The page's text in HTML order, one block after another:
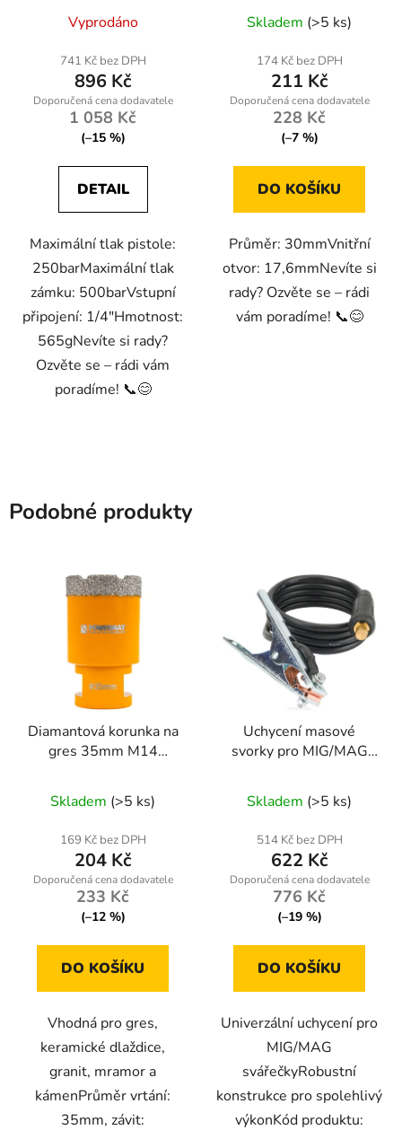
1500M
Vyprodáno
741 Kč bez DPH
896 Kč
1 058 Kč
(–15 %)
DETAIL
Maximální tlak pistole:
250barMaximální tlak
zámku: 500barVstupní
připojení: 1/4″Hmotnost:
565gNevíte si rady?
Ozvěte se – rádi vám
poradíme! 📞😊
Skladem (>5 ks)
174 Kč bez DPH
211 Kč
228 Kč
(–7 %)
DO KOŠÍKU
Průměr: 30mmVnitřní
otvor: 17,6mmNevíte si
rady? Ozvěte se – rádi
vám poradíme! 📞😊
Podobné produkty
Diamantová korunka na
gres 35mm M14
Skladem (>5 ks)
169 Kč bez DPH
204 Kč
233 Kč
(–12 %)
DO KOŠÍKU
Vhodná pro gres,
keramické dlaždice,
granit, mramor a
kámenPrůměr vrtání:
35mm, závit:
Uchycení masové
svorky pro MIG/MAG
RTMSTF0002-UM
Skladem (>5 ks)
514 Kč bez DPH
622 Kč
776 Kč
(–19 %)
DO KOŠÍKU
Univerzální uchycení pro
MIG/MAG
svářečkyRobustní
konstrukce pro spolehlivý
výkonKód produktu: